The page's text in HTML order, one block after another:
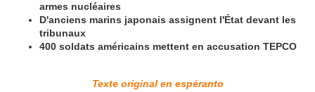
armes nucléaires
D'anciens marins japonais assignent l'État devant les
tribunaux
400 soldats américains mettent en accusation TEPCO
Texte original en espéranto